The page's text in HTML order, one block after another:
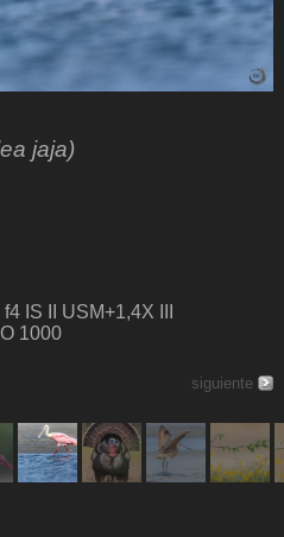
jaja)
IS II USM+1,4X III
1000
siguiente